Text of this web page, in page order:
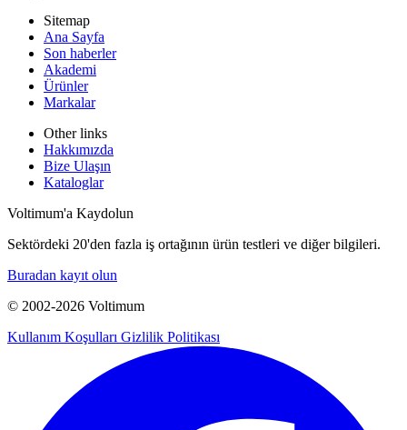
Sitemap
Ana Sayfa
Son haberler
Akademi
Ürünler
Markalar
Other links
Hakkımızda
Bize Ulaşın
Kataloglar
Voltimum'a Kaydolun
Sektördeki 20'den fazla iş ortağının ürün testleri ve diğer bilgileri.
Buradan kayıt olun
© 2002-2026 Voltimum
Kullanım Koşulları Gizlilik Politikası